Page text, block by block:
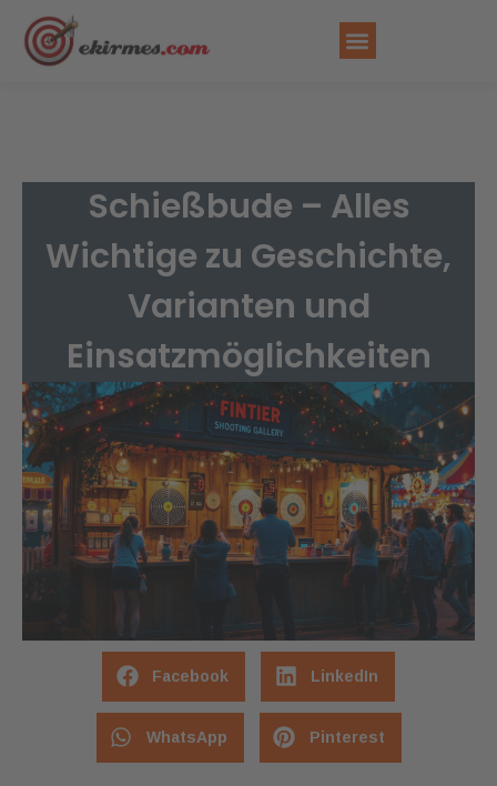
Schießbude – Alles
Wichtige zu Geschichte,
Varianten und
Einsatzmöglichkeiten
Facebook LinkedIn
WhatsApp Pinterest